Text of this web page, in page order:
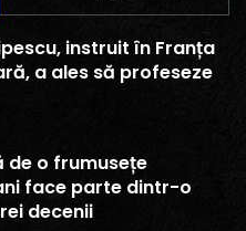
instruit în Franța
a ales să profeseze
de o frumusețe
face parte dintr-o
decenii